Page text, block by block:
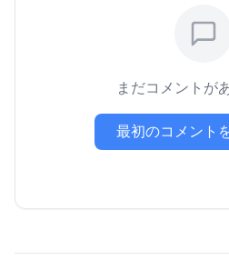
まだコメントが
最初のコメント